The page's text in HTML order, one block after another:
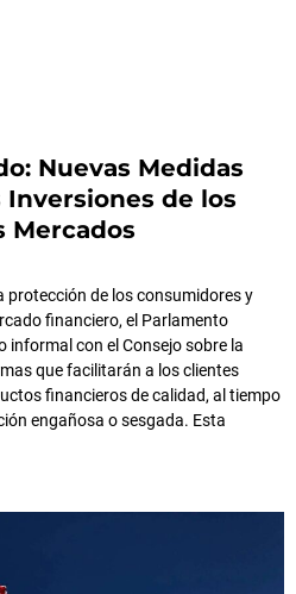
Nuevas Medidas
de los
Mercados
protección de los consumidores y
financiero, el Parlamento
informal con el Consejo sobre la
que facilitarán a los clientes
financieros de calidad, al tiempo
engañosa o sesgada. Esta